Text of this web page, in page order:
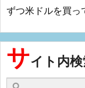
ずつ米ドルを買っ
サイト内
検索する